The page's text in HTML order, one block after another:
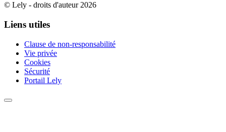
© Lely - droits d'auteur 2026
Liens utiles
Clause de non-responsabilité
Vie privée
Cookies
Sécurité
Portail Lely